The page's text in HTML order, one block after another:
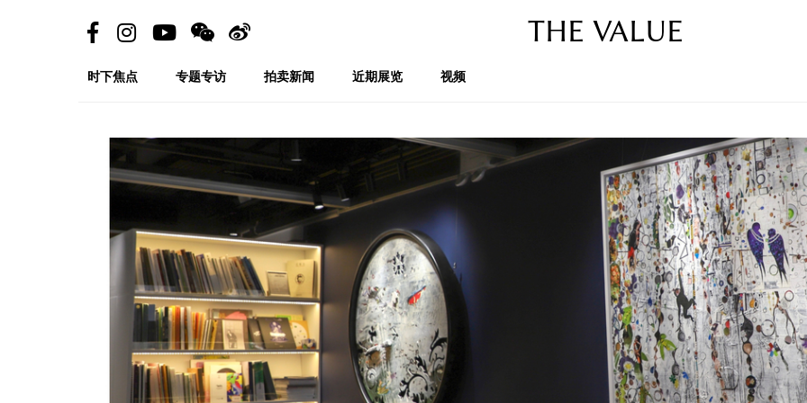
THE VALUE
时下焦点 专题专访 拍卖新闻 近期展览 视频